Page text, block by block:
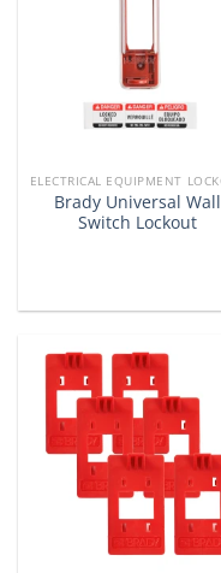
Brady Universal Wall
Switch Lockout